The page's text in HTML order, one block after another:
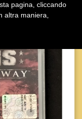
pagina, cliccando
altra maniera,